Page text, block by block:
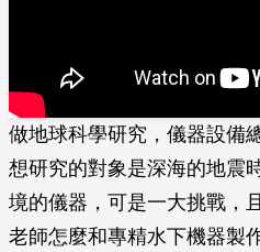
做地球科學研究，儀器設備
想研究的對象是深海的地震
境的儀器，可是一大挑戰，
老師怎麼和專精水下機器製